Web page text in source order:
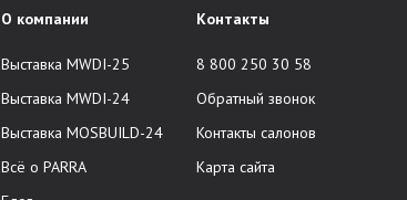
О компании
Выставка MWDI-25
Выставка MWDI-24
Выставка MOSBUILD-24
Всё о PARRA
Контакты
8 800 250 30 58
Обратный звонок
Контакты салонов
Карта сайта